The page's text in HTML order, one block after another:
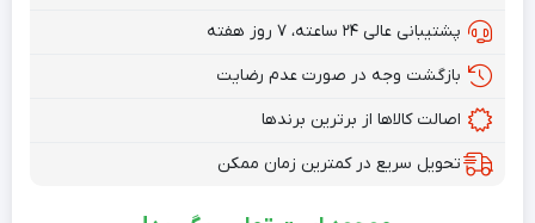
پشتیبانی عالی ۲۴ ساعته، ۷ روز هفته
بازگشت وجه در صورت عدم رضایت
اصالت کالاها از برترین برندها
تحویل سریع در کمترین زمان ممکن